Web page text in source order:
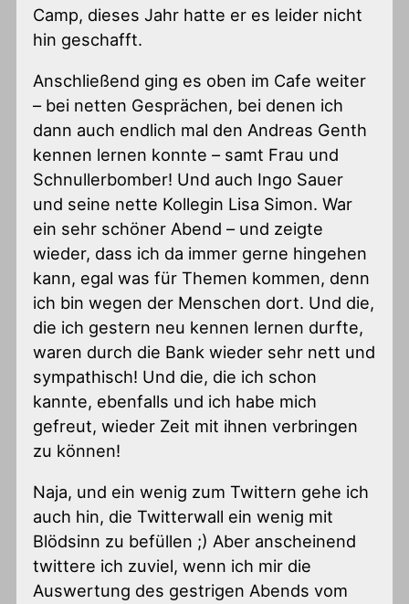
Camp, dieses Jahr hatte er es leider nicht
hin geschafft.
Anschließend ging es oben im Cafe weiter
– bei netten Gesprächen, bei denen ich
dann auch endlich mal den Andreas Genth
kennen lernen konnte – samt Frau und
Schnullerbomber! Und auch Ingo Sauer
und seine nette Kollegin Lisa Simon. War
ein sehr schöner Abend – und zeigte
wieder, dass ich da immer gerne hingehen
kann, egal was für Themen kommen, denn
ich bin wegen der Menschen dort. Und die,
die ich gestern neu kennen lernen durfte,
waren durch die Bank wieder sehr nett und
sympathisch! Und die, die ich schon
kannte, ebenfalls und ich habe mich
gefreut, wieder Zeit mit ihnen verbringen
zu können!
Naja, und ein wenig zum Twittern gehe ich
auch hin, die Twitterwall ein wenig mit
Blödsinn zu befüllen ;) Aber anscheinend
twittere ich zuviel, wenn ich mir die
Auswertung des gestrigen Abends vom